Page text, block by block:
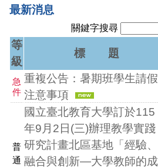
最新消息
關鍵字搜尋
等
級
標 題
急
件
重複公告：暑期班學生請假
注意事項
普
通
國立臺北教育大學訂於115
年9月2日(三)辦理教學實踐
研究計畫北區基地「經驗、
融合與創新—大學教師的成